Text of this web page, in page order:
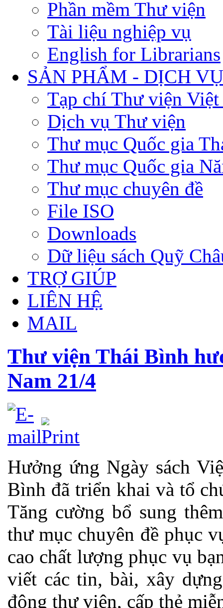
Phần mềm Thư viện
Tài liệu nghiệp vụ
English for Librarians
SẢN PHẨM - DỊCH VỤ
Tạp chí Thư viện Việt
Dịch vụ Thư viện
Thư mục Quốc gia
Thư mục Quốc gia
Thư mục chuyên đề
File ISO
Downloads
Dữ liệu sách Quỹ
TRỢ GIÚP
LIÊN HỆ
MAIL
Thư viện Thái Bình
Nam 21/4
Hưởng ứng Ngày sách
Bình đã triển khai và tổ
Tăng cường bổ sung
thư mục chuyên đề phục
cao chất lượng phục vụ
viết các tin, bài, xây
động thư viện, cấp thẻ